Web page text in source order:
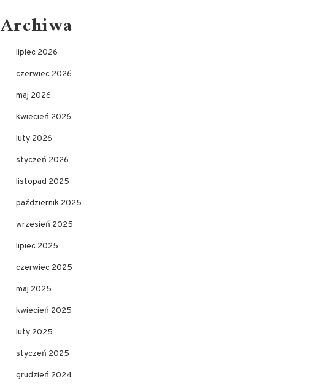
Archiwa
lipiec 2026
czerwiec 2026
maj 2026
kwiecień 2026
luty 2026
styczeń 2026
listopad 2025
październik 2025
wrzesień 2025
lipiec 2025
czerwiec 2025
maj 2025
kwiecień 2025
luty 2025
styczeń 2025
grudzień 2024